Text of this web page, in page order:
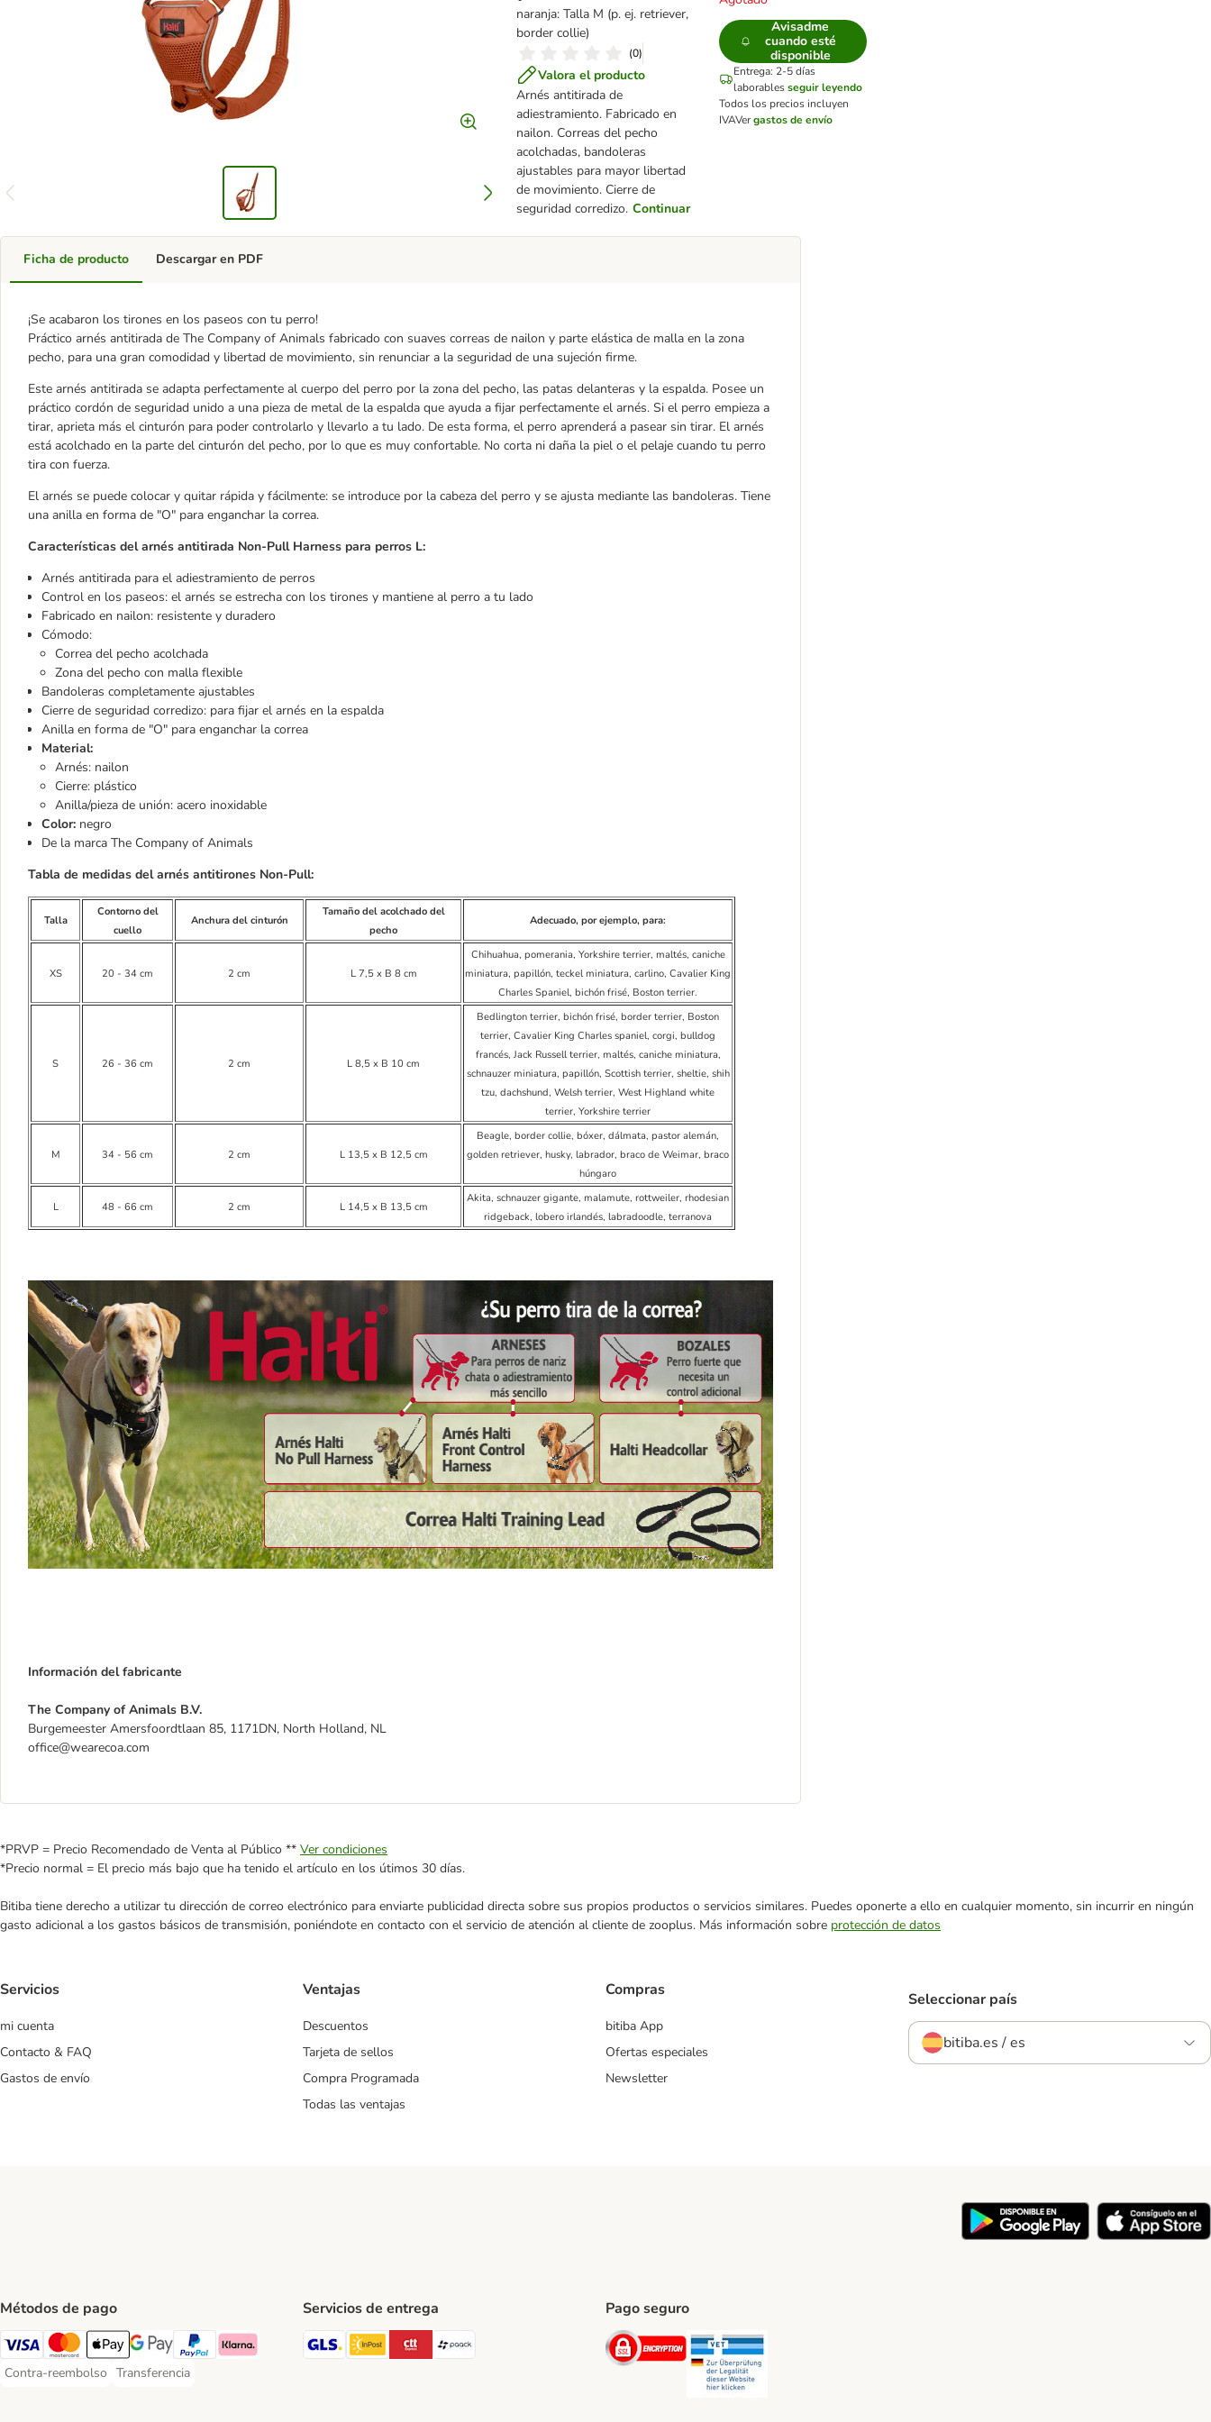
naranja: Talla M (p. ej. retriever,
border collie)
(0)
Valora el producto
Arnés antitirada de
adiestramiento. Fabricado en
nailon. Correas del pecho
acolchadas, bandoleras
ajustables para mayor libertad
de movimiento. Cierre de
seguridad corredizo. Continuar
Avisadme
cuando esté
disponible
Entrega: 2-5 días
laborablesseguir leyendo
Todos los precios incluyen
IVAVergastos de envío
Ficha de producto
¡Se acabaron los tirones en los paseos con tu perro!
Práctico arnés antitirada de The Company of Animals fabricado con suaves correas de nailon y parte elástica de malla en la zona
pecho, para una gran comodidad y libertad de movimiento, sin renunciar a la seguridad de una sujeción firme.
Este arnés antitirada se adapta perfectamente al cuerpo del perro por la zona del pecho, las patas delanteras y la espalda. Posee un
práctico cordón de seguridad unido a una pieza de metal de la espalda que ayuda a fijar perfectamente el arnés. Si el perro empieza a
tirar, aprieta más el cinturón para poder controlarlo y llevarlo a tu lado. De esta forma, el perro aprenderá a pasear sin tirar. El arnés
está acolchado en la parte del cinturón del pecho, por lo que es muy confortable. No corta ni daña la piel o el pelaje cuando tu perro
tira con fuerza.
El arnés se puede colocar y quitar rápida y fácilmente: se introduce por la cabeza del perro y se ajusta mediante las bandoleras. Tiene
una anilla en forma de "O" para enganchar la correa.
Características del arnés antitirada Non-Pull Harness para perros L:
Arnés antitirada para el adiestramiento de perros
Control en los paseos: el arnés se estrecha con los tirones y mantiene al perro a tu lado
Fabricado en nailon: resistente y duradero
Cómodo:
Correa del pecho acolchada
Zona del pecho con malla flexible
Bandoleras completamente ajustables
Cierre de seguridad corredizo: para fijar el arnés en la espalda
Anilla en forma de "O" para enganchar la correa
Material:
Arnés: nailon
Cierre: plástico
Anilla/pieza de unión: acero inoxidable
Color: negro
De la marca The Company of Animals
Tabla de medidas del arnés antitirones Non-Pull:
Talla
Contorno del
cuello
Anchura del cinturón
Tamaño del acolchado del
pecho
Adecuado, por ejemplo, para:
XS 20 - 34 cm 2 cm L 7,5 x B 8 cm
Chihuahua, pomerania, Yorkshire terrier, maltés, caniche
miniatura, papillón, teckel miniatura, carlino, Cavalier King
Charles Spaniel, bichón frisé, Boston terrier.
S 26 - 36 cm 2 cm L 8,5 x B 10 cm
Bedlington terrier, bichón frisé, border terrier, Boston
terrier, Cavalier King Charles spaniel, corgi, bulldog
francés, Jack Russell terrier, maltés, caniche miniatura,
schnauzer miniatura, papillón, Scottish terrier, sheltie, shih
tzu, dachshund, Welsh terrier, West Highland white
terrier, Yorkshire terrier
M 34 - 56 cm 2 cm L 13,5 x B 12,5 cm
Beagle, border collie, bóxer, dálmata, pastor alemán,
golden retriever, husky, labrador, braco de Weimar, braco
húngaro
L 48 - 66 cm 2 cm L 14,5 x B 13,5 cm
Akita, schnauzer gigante, malamute, rottweiler, rhodesian
ridgeback, lobero irlandés, labradoodle, terranova
Información del fabricante
The Company of Animals B.V.
Burgemeester Amersfoordtlaan 85, 1171DN, North Holland, NL
office@wearecoa.com
Descargar en PDF
*PRVP = Precio Recomendado de Venta al Público ** Ver condiciones
*Precio normal = El precio más bajo que ha tenido el artículo en los útimos 30 días.
Bitiba tiene derecho a utilizar tu dirección de correo electrónico para enviarte publicidad directa sobre sus propios productos o servicios similares. Puedes oponerte a ello en cualquier momento, sin incurrir en ningún
gasto adicional a los gastos básicos de transmisión, poniéndote en contacto con el servicio de atención al cliente de zooplus. Más información sobre protección de datos
Servicios
mi cuenta
Contacto & FAQ
Gastos de envío
Ventajas
Descuentos
Tarjeta de sellos
Compra Programada
Todas las ventajas
Compras
bitiba App
Ofertas especiales
Newsletter
Seleccionar país
bitiba.es / es
Métodos de pago
Visa Payment Method
Mastercard Payment Method
Apple Pay Payment Method
Google Pay Payment Method
PayPal Payment Method
Klarna Payment Method
Contra-reembolso
Contra-reembolso Payment Method
Transferencia
Transferencia Payment Method
Servicios de entrega
GLS Shipping Method
InPost Shipping Method
CTTExpress Shipping Method
paack Shipping Method
Pago seguro
Security